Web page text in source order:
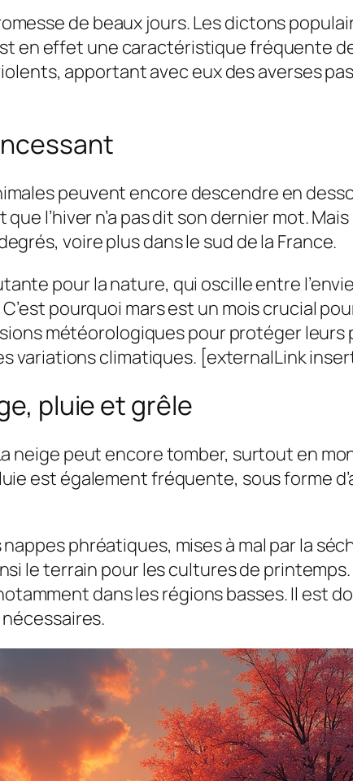
de beaux jours. Les dictons
en effet une caractéristique fréquente
apportant avec eux des averses
peuvent encore descendre en
l’hiver n’a pas dit son dernier mot.
voire plus dans le sud de la France.
pour la nature, qui oscille entre
pourquoi mars est un mois crucial
météorologiques pour protéger
variations climatiques. [externalLink
pluie et grêle
neige peut encore tomber, surtout en
est également fréquente, sous forme
phréatiques, mises à mal par la
le terrain pour les cultures de
dans les régions basses. Il est